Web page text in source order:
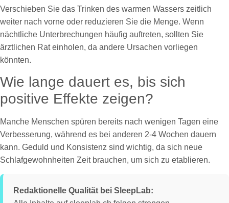
Verschieben Sie das Trinken des warmen Wassers zeitlich
weiter nach vorne oder reduzieren Sie die Menge. Wenn
nächtliche Unterbrechungen häufig auftreten, sollten Sie
ärztlichen Rat einholen, da andere Ursachen vorliegen
könnten.
Wie lange dauert es, bis sich
positive Effekte zeigen?
Manche Menschen spüren bereits nach wenigen Tagen eine
Verbesserung, während es bei anderen 2-4 Wochen dauern
kann. Geduld und Konsistenz sind wichtig, da sich neue
Schlafgewohnheiten Zeit brauchen, um sich zu etablieren.
Redaktionelle Qualität bei SleepLab: